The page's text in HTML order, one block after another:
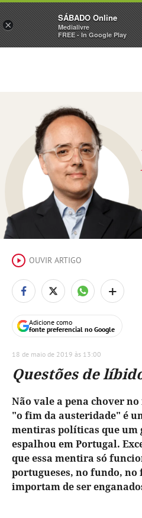
Sábado
OUVIR ARTIGO
Adicione como
fonte preferencial no Google
+
18 de maio de 2019 às 13:00
Questões de
Não vale a pena chover
"o fim da austeridade" é
mentiras políticas que um
espalhou em Portugal.
que essa mentira só
portugueses, no fundo, no
importam de ser
×
SÁBADO Online
Medialivre
FREE - In Google Play